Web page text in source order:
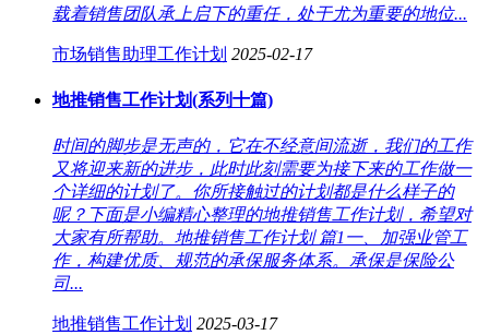
载着销售团队承上启下的重任，处于尤为重要的地位...
市场销售助理工作计划 2025-02-17
地推销售工作计划(系列十篇)
时间的脚步是无声的，它在不经意间流逝，我们的工作
又将迎来新的进步，此时此刻需要为接下来的工作做一
个详细的计划了。你所接触过的计划都是什么样子的
呢？下面是小编精心整理的地推销售工作计划，希望对
大家有所帮助。地推销售工作计划 篇1一、加强业管工
作，构建优质、规范的承保服务体系。承保是保险公
司...
地推销售工作计划 2025-03-17